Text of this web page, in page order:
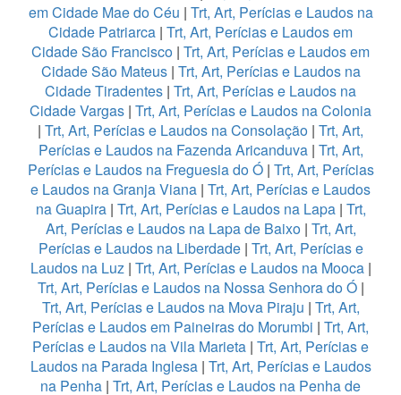
em Cidade Mae do Céu | Trt, Art, Perícias e Laudos na
Cidade Patriarca | Trt, Art, Perícias e Laudos em
Cidade São Francisco | Trt, Art, Perícias e Laudos em
Cidade São Mateus| Trt, Art, Perícias e Laudos na
Cidade Tiradentes | Trt, Art, Perícias e Laudos na
Cidade Vargas | Trt, Art, Perícias e Laudos na Colonia
| Trt, Art, Perícias e Laudos na Consolação | Trt, Art,
Perícias e Laudos na Fazenda Aricanduva| Trt, Art,
Perícias e Laudos na Freguesia do Ó| Trt, Art, Perícias
e Laudos na Granja Viana | Trt, Art, Perícias e Laudos
na Guapira| Trt, Art, Perícias e Laudos na Lapa| Trt,
Art, Perícias e Laudos na Lapa de Baixo | Trt, Art,
Perícias e Laudos na Liberdade | Trt, Art, Perícias e
Laudos na Luz| Trt, Art, Perícias e Laudos na Mooca|
Trt, Art, Perícias e Laudos na Nossa Senhora do Ó|
Trt, Art, Perícias e Laudos na Mova Piraju | Trt, Art,
Perícias e Laudos em Paineiras do Morumbi | Trt, Art,
Perícias e Laudos na Vila Marieta | Trt, Art, Perícias e
Laudos na Parada Inglesa | Trt, Art, Perícias e Laudos
na Penha | Trt, Art, Perícias e Laudos na Penha de